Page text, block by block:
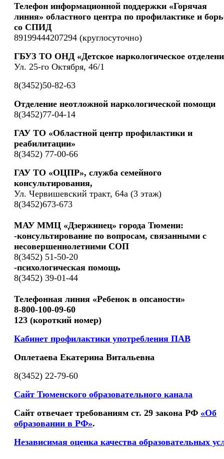
Телефон информационной поддержки «Горячая
линия» областного центра по профилактике и
со СПИД
89199444207294 (круглосуточно)
ГБУЗ ТО ОНД «Детское наркологическое
Ул. 25-го Октября, 46/1
8(3452)50-82-63
Отделение неотложной наркологической помощи
8(3452)77-04-14
ГАУ ТО «Областной центр профилактики и
реабилитации»
8(3452) 77-00-66
ГАУ ТО «ОЦПР», служба семейного
консультирования,
Ул. Червишевский тракт, 64а (3 этаж)
8(3452)673-673
МАУ ММЦ «Дзержинец» города Тюмени:
-консультирование по вопросам, связанными с
несовершеннолетними СОП
8(3452) 51-50-20
-психологическая помощь
8(3452) 39-01-44
Телефонная линия «Ребенок в опсаности»
8-800-100-09-60
123 (короткий номер)
Кабинет профилактики употребления ПАВ
Оплетаева Екатерина Витальевна
8(3452) 22-79-60
Сайт Тюменского образовательного канала
Сайт отвечает требованиям ст. 29 закона РФ «Об
образовании в РФ».
Независимая оценка качества образовательных